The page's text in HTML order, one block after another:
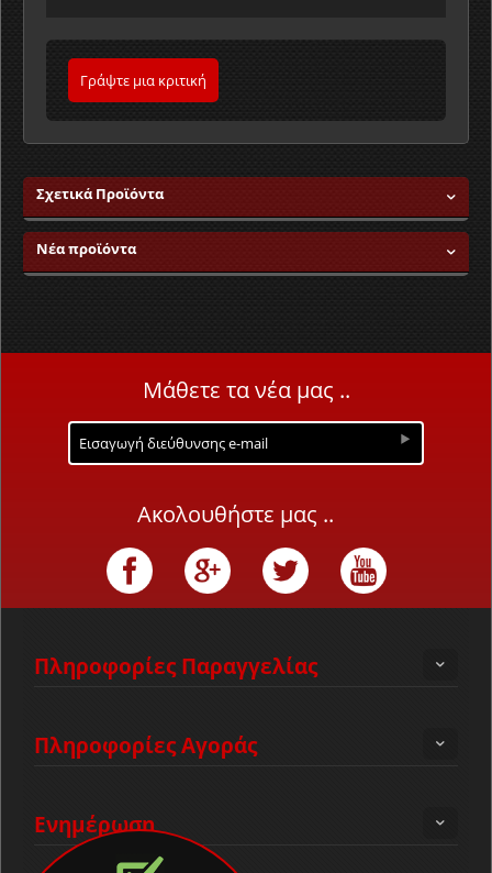
Γράψτε μια κριτική
Σχετικά Προϊόντα
Νέα προϊόντα
Μάθετε τα νέα μας ..
Ακολουθήστε μας ..
Πληροφορίες Παραγγελίας
Πληροφορίες Αγοράς
Ενημέρωση